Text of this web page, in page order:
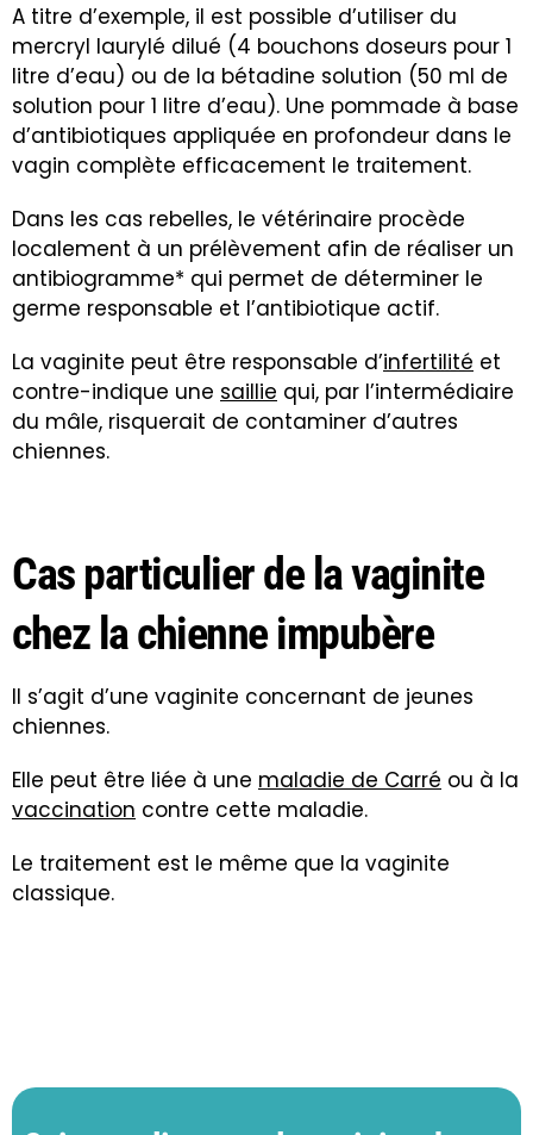
A titre d’exemple, il est possible d’utiliser du
mercryl laurylé dilué (4 bouchons doseurs pour 1
litre d’eau) ou de la bétadine solution (50 ml de
solution pour 1 litre d’eau). Une pommade à base
d’antibiotiques appliquée en profondeur dans le
vagin complète efficacement le traitement.
Dans les cas rebelles, le vétérinaire procède
localement à un prélèvement afin de réaliser un
antibiogramme* qui permet de déterminer le
germe responsable et l’antibiotique actif.
La vaginite peut être responsable d’infertilité et
contre-indique une saillie qui, par l’intermédiaire
du mâle, risquerait de contaminer d’autres
chiennes.
Cas particulier de la vaginite
chez la chienne impubère
Il s’agit d’une vaginite concernant de jeunes
chiennes.
Elle peut être liée à une maladie de Carré ou à la
vaccination contre cette maladie.
Le traitement est le même que la vaginite
classique.